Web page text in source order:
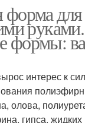
форма
руками.
формы:
интерес к
олова,
гипса, жидких